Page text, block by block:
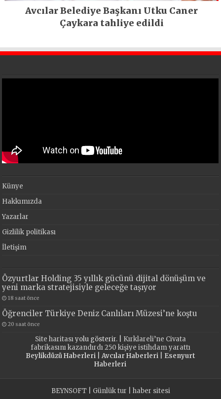
Avcılar Belediye Başkanı Utku Caner
Çaykara tahliye edildi
Künye
Hakkımızda
Yazarlar
Gizlilik politikası
İletişim
Özyurtlar Holding 35 yıllık gücünü dijital dönüşüm ve
yeni marka stratejisiyle geleceğe taşıyor
18 saat önce
Öğrenciler Türkiye Deniz Canlıları Müzesi’ne koştu
20 saat önce
Site haritasıyolu gösterir. | Kırklareli’ne Civata
fabrikasını kazandırdı 250 kişiye istihdam yarattı
Beylikdüzü Haberleri| Avcılar Haberleri| Esenyurt
Haberleri
BEYNSOFT Günlük tur haber sitesi